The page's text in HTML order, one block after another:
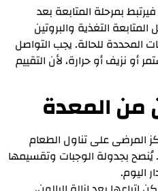
بمرحلة المتابعة بعد
التغذية والبروتين
المحددة للحالة. يجب التواصل
نزيف أو حرارة، لأن التقييم
من المعدة
المرضى على تناول الطعام
يُنصح بجدولة الوجبات وتقسيمها
اليوم.